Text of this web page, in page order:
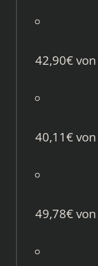
42,90€ von
40,11€ von
49,78€ von